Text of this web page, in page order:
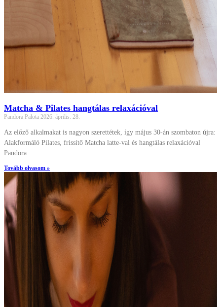
Matcha & Pilates hangtálas relaxációval
Pandora Palota2026. április. 28.
Az előző alkalmakat is nagyon szerettétek, így május 30-án szombaton
újra: Alakformáló Pilates, frissítő Matcha latte-val és hangtálas
relaxációval Pandora
Tovább olvasom »